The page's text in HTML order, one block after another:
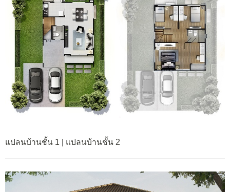
แปลนบ้านชั้น 1 | แปลนบ้านชั้น 2